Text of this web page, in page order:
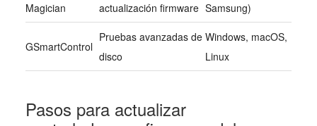
Magician
actualización firmware Samsung)
GSmartControl
Pruebas avanzadas de
disco
Windows, macOS,
Linux
Pasos para actualizar